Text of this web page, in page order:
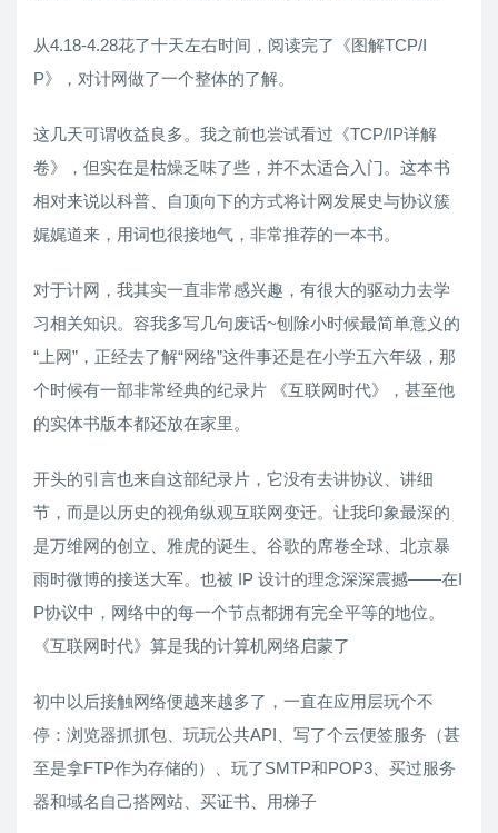
从4.18-4.28花了十天左右时间，阅读完了《图解TCP/I
P》，对计网做了一个整体的了解。
这几天可谓收益良多。我之前也尝试看过《TCP/IP详解
卷》，但实在是枯燥乏味了些，并不太适合入门。这本书
相对来说以科普、自顶向下的方式将计网发展史与协议簇
娓娓道来，用词也很接地气，非常推荐的一本书。
对于计网，我其实一直非常感兴趣，有很大的驱动力去学
习相关知识。容我多写几句废话~刨除小时候最简单意义的
“上网”，正经去了解“网络”这件事还是在小学五六年级，那
个时候有一部非常经典的纪录片 《互联网时代》，甚至他
的实体书版本都还放在家里。
开头的引言也来自这部纪录片，它没有去讲协议、讲细
节，而是以历史的视角纵观互联网变迁。让我印象最深的
是万维网的创立、雅虎的诞生、谷歌的席卷全球、北京暴
雨时微博的接送大军。也被 IP 设计的理念深深震撼——在I
P协议中，网络中的每一个节点都拥有完全平等的地位。
《互联网时代》算是我的计算机网络启蒙了
初中以后接触网络便越来越多了，一直在应用层玩个不
停：浏览器抓抓包、玩玩公共API、写了个云便签服务（甚
至是拿FTP作为存储的）、玩了SMTP和POP3、买过服务
器和域名自己搭网站、买证书、用梯子